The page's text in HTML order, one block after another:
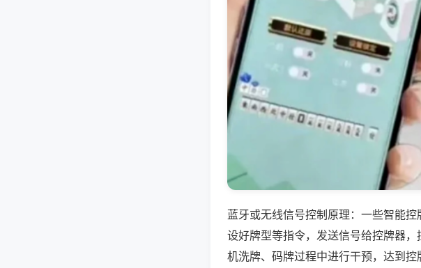
蓝牙或无线信号控制原理：一些智能
设好牌型等指令，发送信号给控牌器
机洗牌、码牌过程中进行干预，达到控